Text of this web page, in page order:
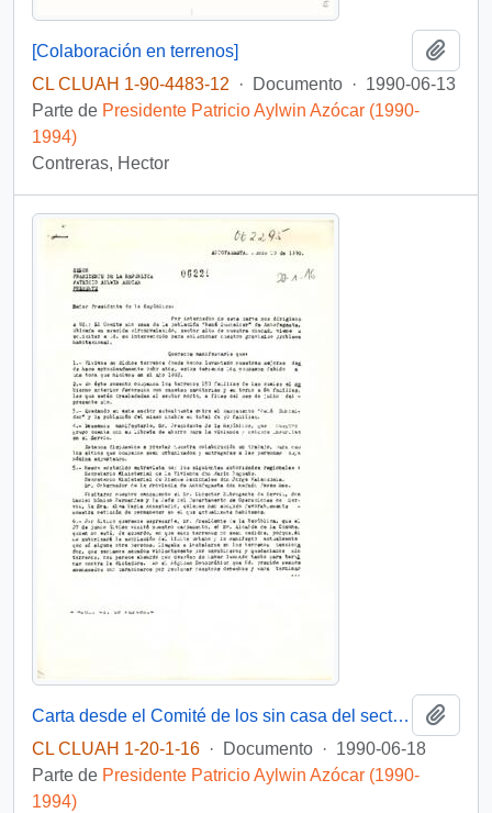
[Colaboración en terrenos]
CL CLUAH 1-90-4483-12
· Documento · 1990-06-13
Parte de Presidente Patricio Aylwin Azócar (1990-
1994)
Contreras, Hector
Carta desde el Comité de los sin casa del sector centro de Antofagasta, dirigida al sr. Presidente de la República Patricio Aylwin Azócar
CL CLUAH 1-20-1-16 · Documento · 1990-06-18
Parte de Presidente Patricio Aylwin Azócar (1990-
1994)